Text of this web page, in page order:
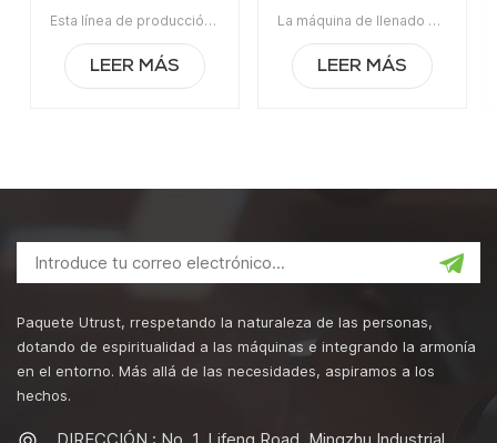
carbonatados 3 en 1
Esta línea de producción automática de llenado y tapado de rosca de refrescos carbonatados es aplicable para el llenado de líquidos y tapado de rosca para latas de hojalata y aleaciones de aluminio, y botellas de vidrio.Artículo No:UTAS001ALa orden mínima:1Pago: T/TPuerto de embarque:Cantón Región original: Guangzhou, ChinaTiempo de espera:30 días después de recibir el depósito
LEER MÁS
jugo de fruta con 12
boquillas
La máquina de llenado de agua mineral embotelladora automática de jugo de fruta con 12 boquillas es aplicable para jugo de fruta, agua embotellada, refrescos, aceite comestible, aceite de oliva, aceite de motor, salsa de tomate, salsa de chile, etc.Artículo No:UTOAGZ3La orden mínima:1Pago:TTPuerto de embarque:CantónRegión original:Guangzhou, ChinaTiempo de espera:45 días hábiles después de recibir el depósito
LEER MÁS
Paquete Utrust, rrespetando la naturaleza de las personas,
dotando de espiritualidad a las máquinas e integrando la armonía
en el entorno. Más allá de las necesidades, aspiramos a los
hechos.
DIRECCIÓN : No. 1, Lifeng Road, Mingzhu Industrial